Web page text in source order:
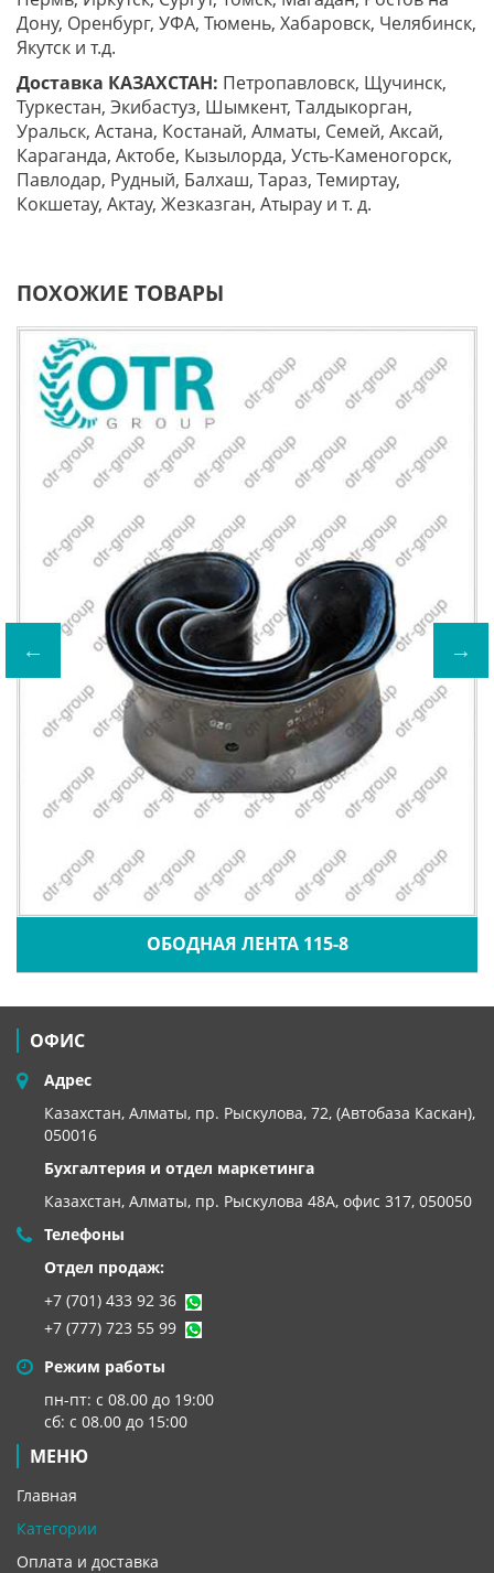
Дону, Оренбург, УФА, Тюмень, Хабаровск, Челябинск,
Якутск и т.д.
Доставка КАЗАХСТАН: Петропавловск, Щучинск,
Туркестан, Экибастуз, Шымкент, Талдыкорган,
Уральск, Астана, Костанай, Алматы, Семей, Аксай,
Караганда, Актобе, Кызылорда, Усть-Каменогорск,
Павлодар, Рудный, Балхаш, Тараз, Темиртау,
Кокшетау, Актау, Жезказган, Атырау и т. д.
ПОХОЖИЕ ТОВАРЫ
ОБОДНАЯ ЛЕНТА 115-8
ОФИС
Адрес
Казахстан, Алматы, пр. Рыскулова, 72, (Автобаза Каскан),
050016
Бухгалтерия и отдел маркетинга
Казахстан, Алматы, пр. Рыскулова 48А, офис 317, 050050
Телефоны
Отдел продаж:
+7 (701) 433 92 36
+7 (777) 723 55 99
Режим работы
пн-пт: с 08.00 до 19:00
сб: с 08.00 до 15:00
МЕНЮ
Главная
Категории
Оплата и доставка